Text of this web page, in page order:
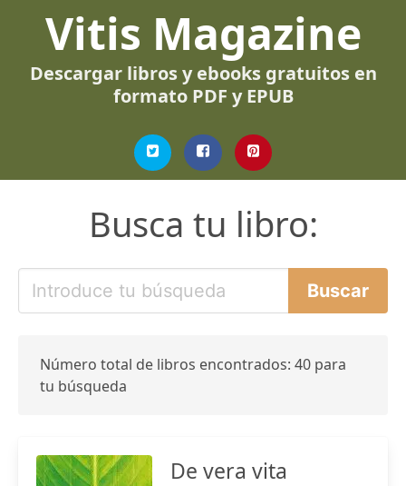
Vitis Magazine
Descargar libros y ebooks gratuitos en
formato PDF y EPUB
Busca tu libro:
Número total de libros encontrados: 40 para
tu búsqueda
De vera vita